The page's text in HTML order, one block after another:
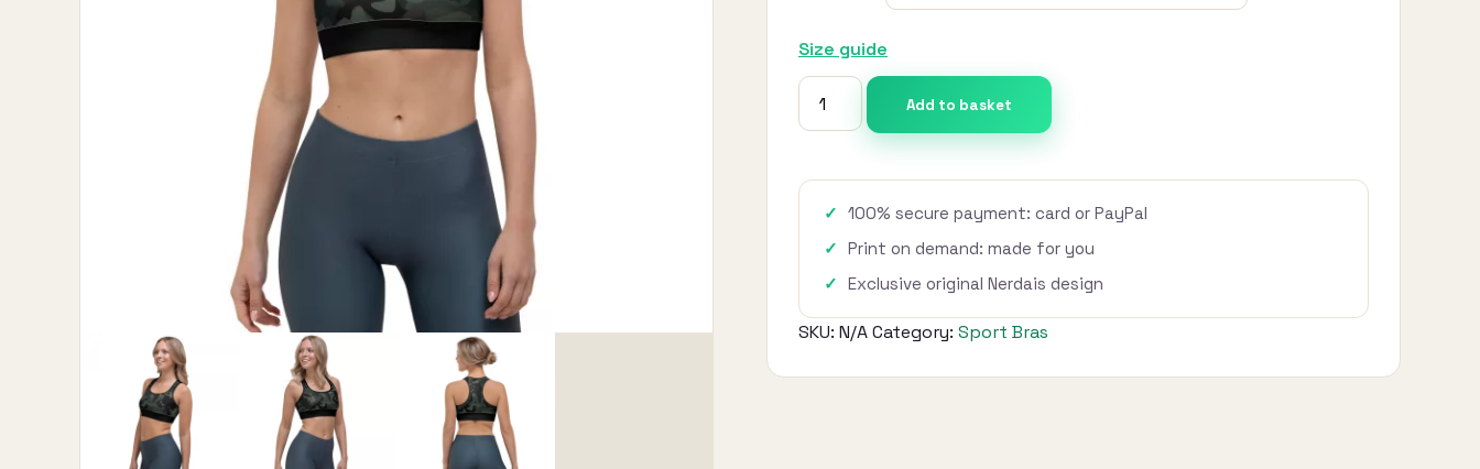
Size guide
Top
deportivo
quantity
Add to basket
100% secure payment: card or PayPal
Print on demand: made for you
Exclusive original Nerdais design
SKU: N/ACategory: Sport Bras